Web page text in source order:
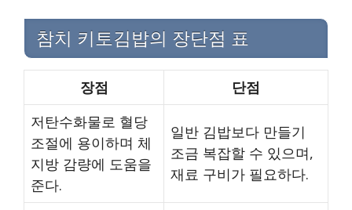
참치 키토김밥의 장단점 표
장점
단점
저탄수화물로 혈당
조절에 용이하며 체
지방 감량에 도움을
준다.
일반 김밥보다 만들기
조금 복잡할 수 있으며,
재료 구비가 필요하다.